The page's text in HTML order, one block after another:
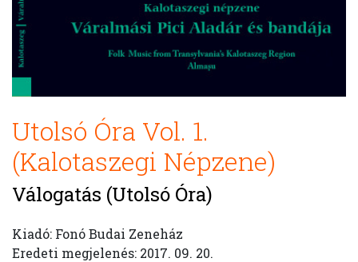
Utolsó Óra Vol. 1.
(Kalotaszegi Népzene)
Válogatás (Utolsó Óra)
Kiadó: Fonó Budai Zeneház
Eredeti megjelenés: 2017. 09. 20.